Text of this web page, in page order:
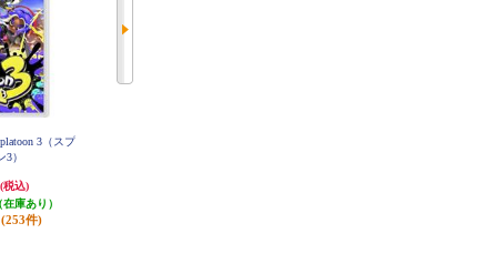
3（スプ
3）
(税込)
庫あり）
(253件)